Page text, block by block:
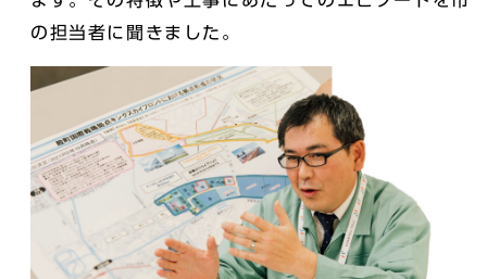
の担当者に聞きました。